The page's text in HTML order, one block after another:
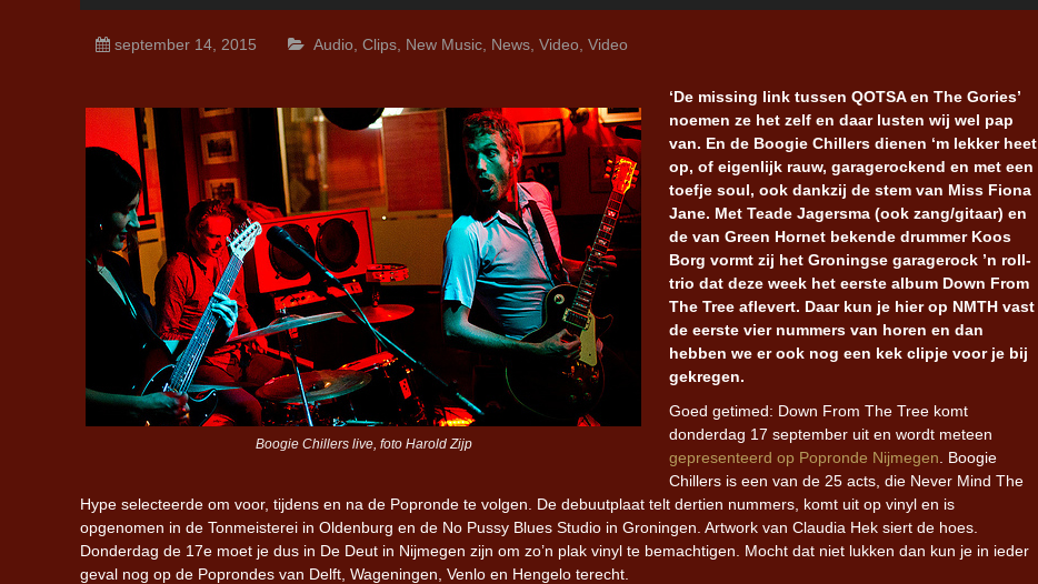
september 14, 2015 Audio Clips New Music News Video Video
Boogie Chillers live, foto Harold Zijp
‘De missing link tussen QOTSA en The Gories’
noemen ze het zelf en daar lusten wij wel pap
van. En de Boogie Chillers dienen ‘m lekker heet
op, of eigenlijk rauw, garagerockend en met een
toefje soul, ook dankzij de stem van Miss Fiona
Jane. Met Teade Jagersma (ook zang/gitaar) en
de van Green Hornet bekende drummer Koos
Borg vormt zij het Groningse garagerock ’n roll-
trio dat deze week het eerste album Down From
The Tree aflevert. Daar kun je hier op NMTH vast
de eerste vier nummers van horen en dan
hebben we er ook nog een kek clipje voor je bij
gekregen.
Goed getimed: Down From The Tree komt
donderdag 17 september uit en wordt meteen
gepresenteerd op Popronde Nijmegen . Boogie
Chillers is een van de 25 acts, die Never Mind The
Hype selecteerde om voor, tijdens en na de Popronde te volgen. De debuutplaat telt dertien nummers, komt uit op vinyl en is
opgenomen in de Tonmeisterei in Oldenburg en de No Pussy Blues Studio in Groningen. Artwork van Claudia Hek siert de hoes.
Donderdag de 17e moet je dus in De Deut in Nijmegen zijn om zo’n plak vinyl te bemachtigen. Mocht dat niet lukken dan kun je in ieder
geval nog op de Poprondes van Delft, Wageningen, Venlo en Hengelo terecht.